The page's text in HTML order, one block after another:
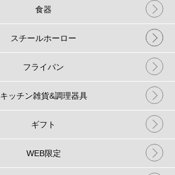
食器
スチールホーロー
フライパン
キッチン雑貨&調理器具
ギフト
WEB限定